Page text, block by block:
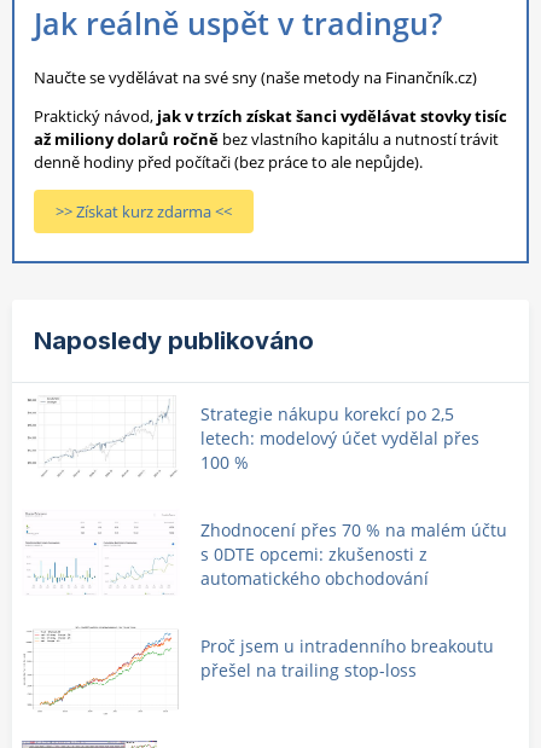
Jak reálně uspět v tradingu?
Naučte se vydělávat na své sny (naše metody na Finančník.cz)
Praktický návod, jak v trzích získat šanci vydělávat stovky tisíc
až miliony dolarů ročně bez vlastního kapitálu a nutností trávit
denně hodiny před počítači (bez práce to ale nepůjde).
>> Získat kurz zdarma <<
Naposledy publikováno
Strategie nákupu korekcí po 2,5
letech: modelový účet vydělal přes
100 %
Zhodnocení přes 70 % na malém účtu
s 0DTE opcemi: zkušenosti z
automatického obchodování
Proč jsem u intradenního breakoutu
přešel na trailing stop-loss